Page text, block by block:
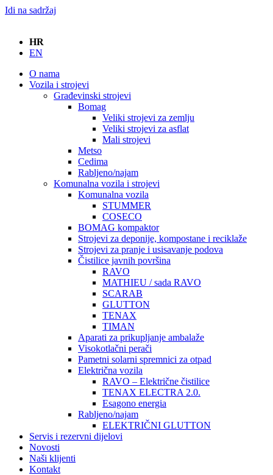
Idi na sadržaj
HR
EN
O nama
Vozila i strojevi
Građevinski strojevi
Bomag
Veliki strojevi za zemlju
Veliki strojevi za asflat
Mali strojevi
Metso
Cedima
Rabljeno/najam
Komunalna vozila i strojevi
Komunalna vozila
STUMMER
COSECO
BOMAG kompaktor
Strojevi za deponije, kompostane i reciklaže
Strojevi za pranje i usisavanje podova
Čistilice javnih površina
RAVO
MATHIEU / sada RAVO
SCARAB
GLUTTON
TENAX
TIMAN
Aparati za prikupljanje ambalaže
Visokotlačni perači
Pametni solarni spremnici za otpad
Električna vozila
RAVO – Električne čistilice
TENAX ELECTRA 2.0.
Esagono energia
Rabljeno/najam
ELEKTRIČNI GLUTTON
Servis i rezervni dijelovi
Novosti
Naši klijenti
Kontakt